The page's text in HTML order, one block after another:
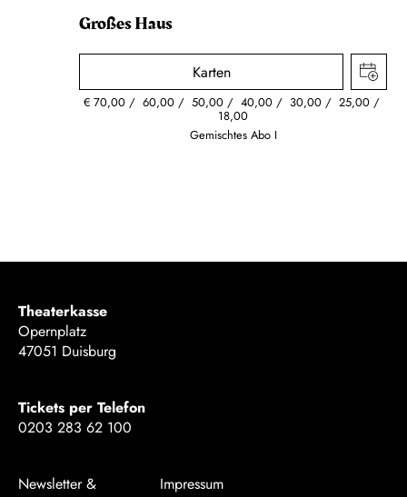
Großes Haus
Karten
€ 70,00 60,00 50,00 40,00 30,00 25,00
18,00
Gemischtes Abo I
Theaterkasse
Opernplatz
47051 Duisburg
Tickets per Telefon
0203 283 62 100
Newsletter &
Impressum